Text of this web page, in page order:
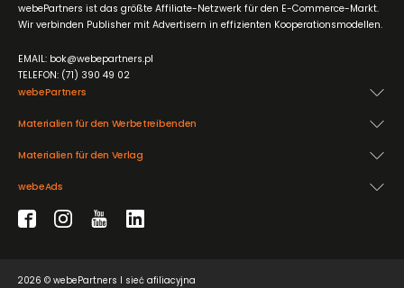
webePartners
Materialien für den Werbetreibenden
Materialien für den Verlag
webeAds
webePartners ist das größte Affiliate-Netzwerk für den E-Commerce-Markt.
Wir verbinden Publisher mit Advertisern in effizienten Kooperationsmodellen.
EMAIL: bok@webepartners.pl
TELEFON: (71) 390 49 02
2026 © webePartners I sieć afiliacyjna